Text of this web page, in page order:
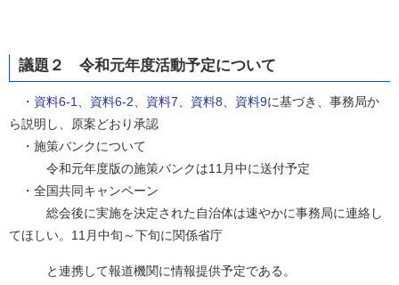
議題２ 令和元年度活動予定について
・ 資料6-1、 資料6-2、 資料7、 資料8、 資料9に基づき、事務局か
ら説明し、原案どおり承認
・施策バンクについて
令和元年度版の施策バンクは11月中に送付予定
・全国共同キャンペーン
総会後に実施を決定された自治体は速やかに事務局に連絡し
てほしい。11月中旬～下旬に関係省庁
と連携して報道機関に情報提供予定である。